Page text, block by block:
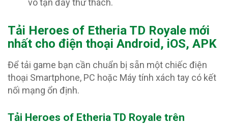
vô tận đầy thử thách.
Tải Heroes of Etheria TD Royale mới
nhất cho điện thoại Android, iOS, APK
Để tải game bạn cần chuẩn bị sẵn một chiếc điện
thoại Smartphone, PC hoặc Máy tính xách tay có kết
nối mạng ổn định.
Tải Heroes of Etheria TD Royale trên